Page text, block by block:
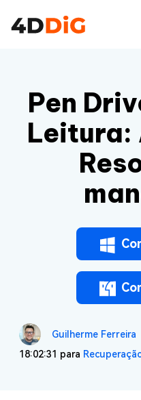
Pen
Leitura:
Guilherme Ferreira
18:02:31 para